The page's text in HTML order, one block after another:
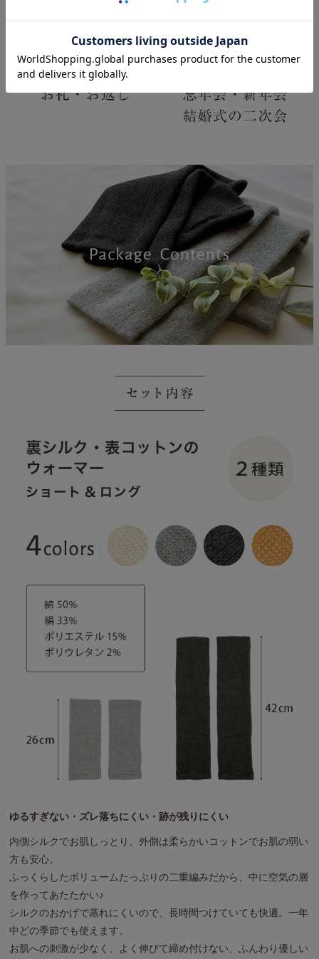
ゆるすぎない・ズレ落ちにくい・跡が残りにくい
内側シルクでお肌しっとり、外側は柔らかいコットンでお肌の弱い
方も安心。
ふっくらしたボリュームたっぷりの二重編みだから、中に空気の層
を作ってあたたかい♪
シルクのおかげで蒸れにくいので、長時間つけていても快適。一年
中どの季節でも使えます。
お肌への刺激が少なく、よく伸びて締め付けない、ふんわり優しい